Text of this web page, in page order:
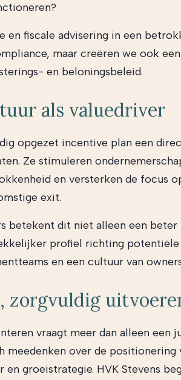
en fiscale advisering in een
maar creëren we ook
en beloningsbeleid.
als valuedriver
opgezet incentive plan een
Ze stimuleren
en versterken de focus
exit.
betekent dit niet alleen een beter
profiel richting potentiële
en een cultuur van
zorgvuldig
vraagt meer dan alleen een
meedenken over de positionering
groeistrategie. HVK Stevens